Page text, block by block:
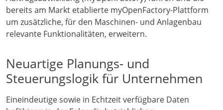
bereits am Markt etablierte myOpenFactory-Plattform
um zusätzliche, für den Maschinen- und Anlagenbau
relevante Funktionalitäten, erweitern.
Neuartige Planungs- und
Steuerungslogik für Unternehmen
Eineindeutige sowie in Echtzeit verfügbare Daten